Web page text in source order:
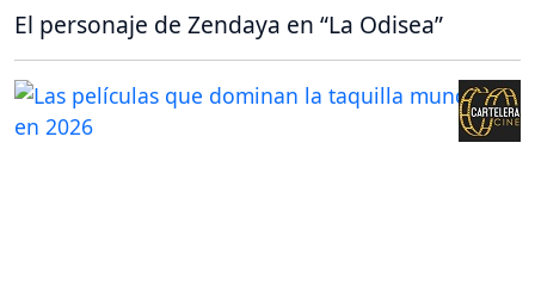
El personaje de Zendaya en “La Odisea”